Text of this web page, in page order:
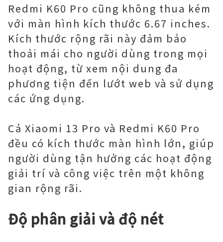
Redmi K60 Pro cũng không thua kém
với màn hình kích thước 6.67 inches.
Kích thước rộng rãi này đảm bảo
thoải mái cho người dùng trong mọi
hoạt động, từ xem nội dung đa
phương tiện đến lướt web và sử dụng
các ứng dụng.
Cả Xiaomi 13 Pro và Redmi K60 Pro
đều có kích thước màn hình lớn, giúp
người dùng tận hưởng các hoạt động
giải trí và công việc trên một không
gian rộng rãi.
Độ phân giải và độ nét